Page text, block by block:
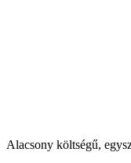
Alacsony költségű,